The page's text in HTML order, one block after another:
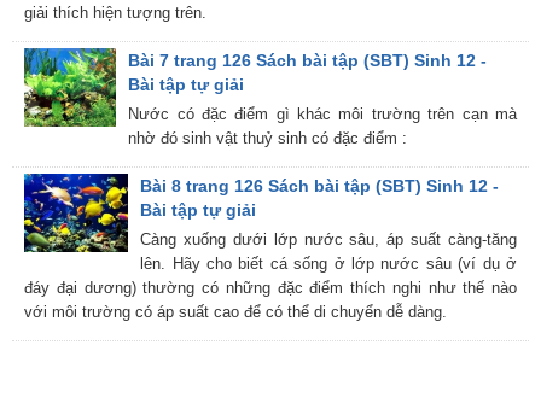
giải thích hiện tượng trên.
Bài 7 trang 126 Sách bài tập (SBT) Sinh 12 -
Bài tập tự giải
Nước có đặc điểm gì khác môi trường trên cạn mà
nhờ đó sinh vật thuỷ sinh có đặc điểm :
Bài 8 trang 126 Sách bài tập (SBT) Sinh 12 -
Bài tập tự giải
Càng xuống dưới lớp nước sâu, áp suất càng-tăng
lên. Hãy cho biết cá sống ở lớp nước sâu (ví dụ ở
đáy đại dương) thường có những đặc điểm thích nghi như thế nào
với môi trường có áp suất cao để có thể di chuyển dễ dàng.